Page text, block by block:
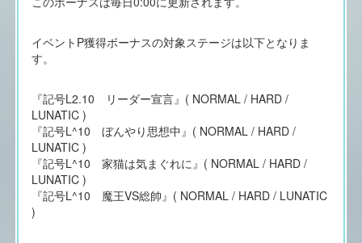
イベントP獲得ボーナスの対象ステージは以下となりま
す。
『記号L2.10 リーダー宣言』( NORMAL / HARD /
LUNATIC )
『記号L^10 ぼんやり思想中』( NORMAL / HARD /
LUNATIC )
『記号L^10 家猫は気まぐれに』( NORMAL / HARD /
LUNATIC )
『記号L^10 魔王VS総帥』( NORMAL / HARD / LUNATIC
)